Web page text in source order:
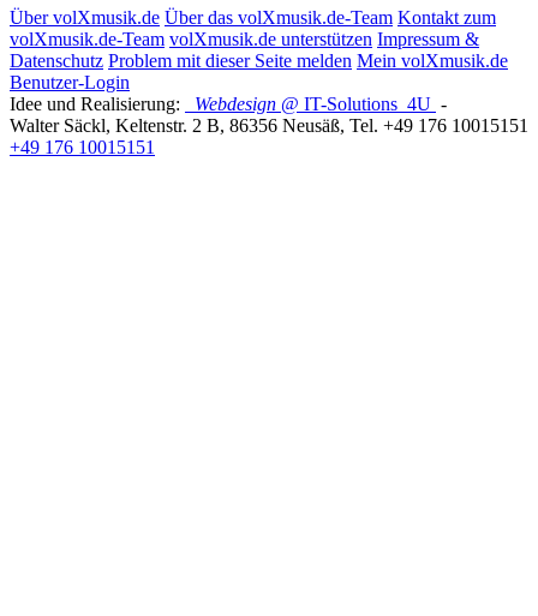
Über volXmusik.de Über das volXmusik.de-Team Kontakt zum
volXmusik.de-Team volXmusik.de unterstützen Impressum &
Datenschutz Problem mit dieser Seite melden Mein volXmusik.de
Benutzer-Login
Idee und Realisierung:
Webdesign @ IT-Solutions 4U -
Walter Säckl, Keltenstr. 2 B, 86356 Neusäß, Tel. +49 176 10015151
+49 176 10015151